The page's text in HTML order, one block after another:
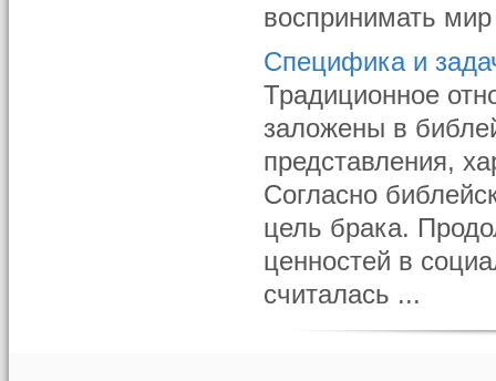
воспринимать
Специфика и
Традиционное
заложены в
представления,
Согласно
цель брака.
ценностей в
считалась ...